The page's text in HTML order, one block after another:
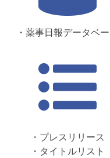
・薬事日報データベ
・プレスリリース
・タイトルリスト